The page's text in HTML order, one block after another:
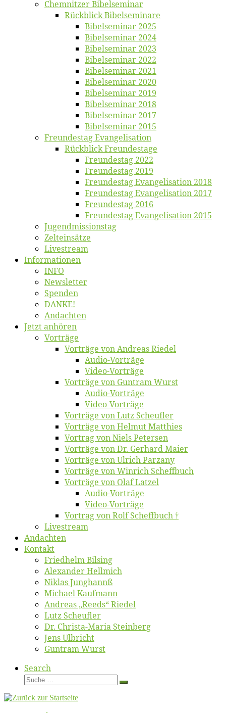
Chemnit­zer Bibelseminar
Rück­blick Bibelseminare
Bi­bel­se­mi­nar 2025
Bi­bel­se­mi­nar 2024
Bi­bel­se­mi­nar 2023
Bi­bel­se­mi­nar 2022
Bi­bel­se­mi­nar 2021
Bi­bel­se­mi­nar 2020
Bi­bel­se­mi­nar 2019
Bi­bel­se­mi­nar 2018
Bibelsemi­nar 2017
Bibelsemi­nar 2015
Freun­des­tag Evangelisation
Rück­blick Freundestage
Freun­des­tag 2022
Freun­des­tag 2019
Freun­des­tag Evan­ge­li­sa­ti­on 2018
Freun­des­tag Evan­ge­li­sa­ti­on 2017
Freun­des­tag 2016
Freun­des­tag Evan­ge­li­sa­ti­on 2015
Jugend­mis­sions­tag
Zelt­ein­sät­ze
Live­stream
Informatio­nen
INFO
News­let­ter
Spen­den
DANKE!
An­dach­ten
Jetzt an­hö­ren
Vor­trä­ge
Vor­trä­ge von An­dre­as Riedel
Au­dio-Vor­trä­ge
Vi­deo-Vor­trä­ge
Vor­trä­ge von Gun­tram Wurst
Au­dio-Vor­trä­ge
Vi­deo-Vor­trä­ge
Vor­trä­ge von Lutz Scheufler
Vor­trä­ge von Hel­mut Matthies
Vor­trag von Niels Petersen
Vor­trä­ge von Dr. Ger­hard Maier
Vor­trä­ge von Ul­rich Parzany
Vor­trä­ge von Win­rich Scheffbuch
Vor­trä­ge von Olaf Latzel
Au­dio-Vor­trä­ge
Vi­deo-Vor­trä­ge
Vor­trag von Rolf Scheffbuch †
Live­stream
An­dach­ten
Kon­takt
Fried­helm Bilsing
Alex­an­der Hellmich
Ni­klas Junghannß
Mi­cha­el Kaufmann
An­dre­as „Reeds“ Riedel
Lutz Scheuf­ler
Dr. Chris­­ta-Ma­ria Steinberg
Jens Ulb­richt
Gun­tram Wurst
Search
Suche
Suche